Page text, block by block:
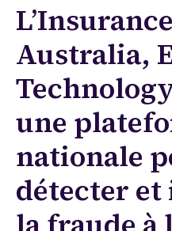
Australia,
une
nationale
détecter